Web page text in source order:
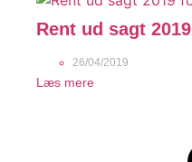
Rent ud sagt 2019
26/04/2019
Læs mere